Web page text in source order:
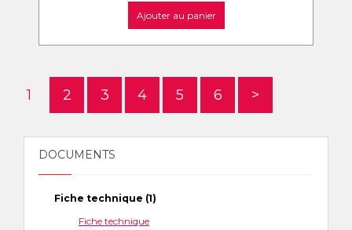
Ajouter au panier
1 2 3 4 5 6 >
DOCUMENTS
Fiche technique (1)
Fiche technique